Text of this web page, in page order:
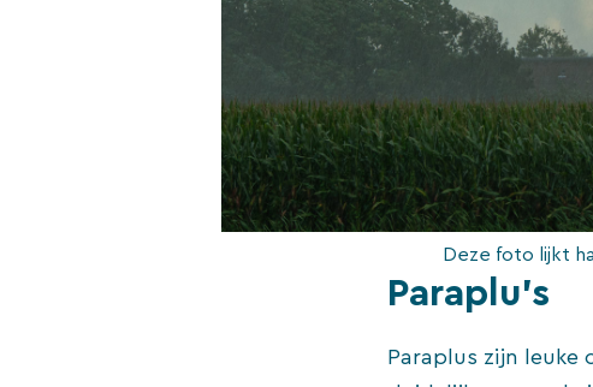
Deze foto lijkt
Paraplu’s
Paraplus zijn leuke